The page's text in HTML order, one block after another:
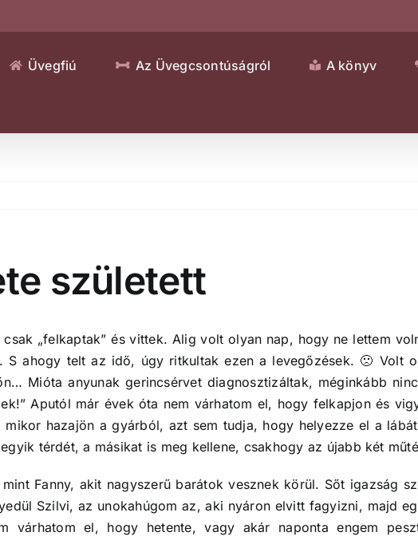
Üvegfiú Az Üvegcsontúságról A könyv
született
„felkaptak” és vittek. Alig volt olyan nap, hogy ne lettem
S ahogy telt az idő, úgy ritkultak ezen a levegőzések. 🙁 Volt
Mióta anyunak gerincsérvet diagnosztizáltak, méginkább
Aputól már évek óta nem várhatom el, hogy felkapjon és
hazajön a gyárból, azt sem tudja, hogy helyezze el a
térdét, a másikat is meg kellene, csakhogy az újabb két
Fanny, akit nagyszerű barátok vesznek körül. Sőt igazság
Szilvi, az unokahúgom az, aki nyáron elvitt fagyizni, majd
várhatom el, hogy hetente, vagy akár naponta engem